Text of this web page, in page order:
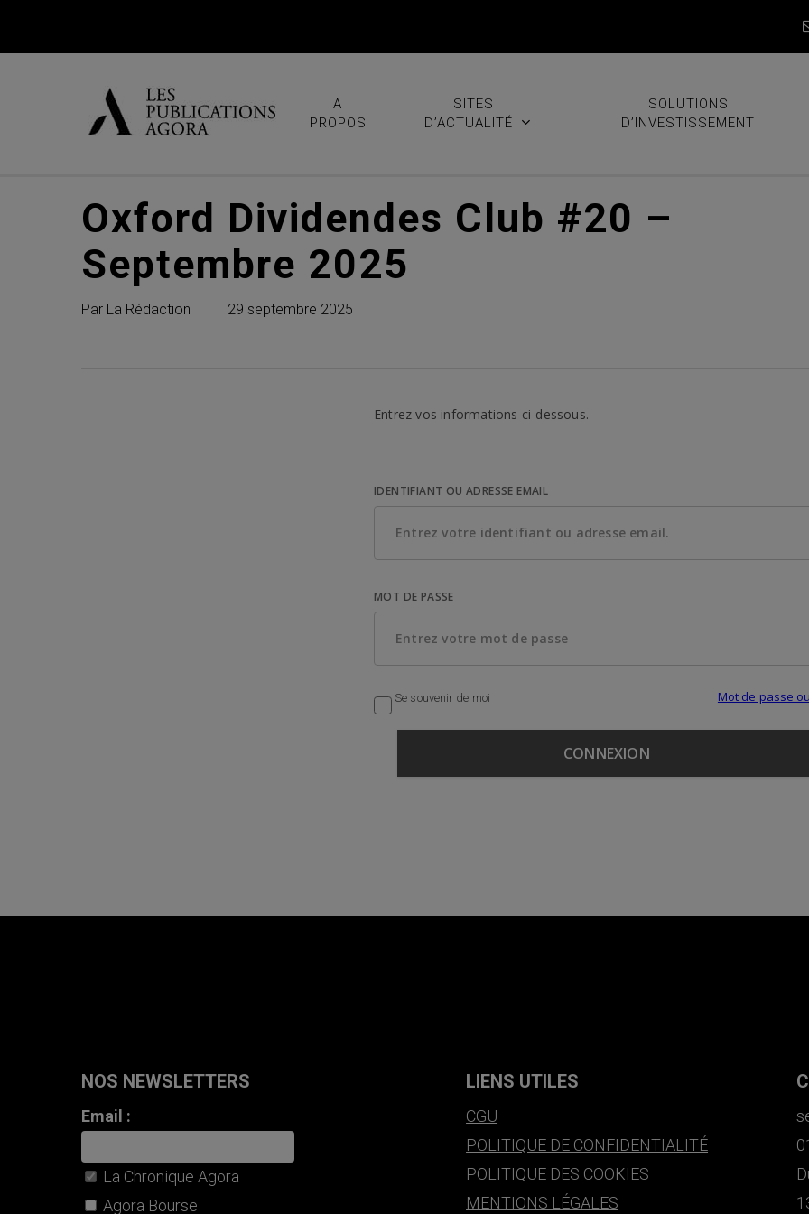
A
PROPOS
SITES
D’ACTUALITÉ
SOLUTIONS
D’INVESTISSEMENT
Oxford Dividendes Club #20 –
Septembre 2025
Par La Rédaction 29 septembre 2025
Entrez vos informations ci-dessous.
IDENTIFIANT OU ADRESSE EMAIL
MOT DE PASSE
Se souvenir de moi Mot de passe
NOS NEWSLETTERS
Email :
La Chronique Agora
Agora Bourse
LIENS UTILES
CGU
POLITIQUE DE CONFIDENTIALITÉ
POLITIQUE DES COOKIES
MENTIONS LÉGALES